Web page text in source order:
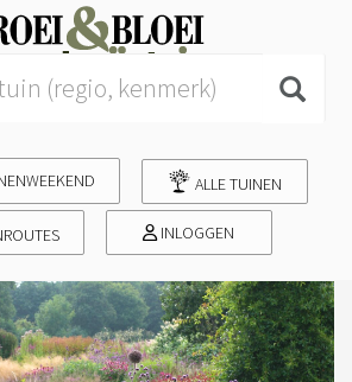
ALLE TUINEN
INLOGGEN